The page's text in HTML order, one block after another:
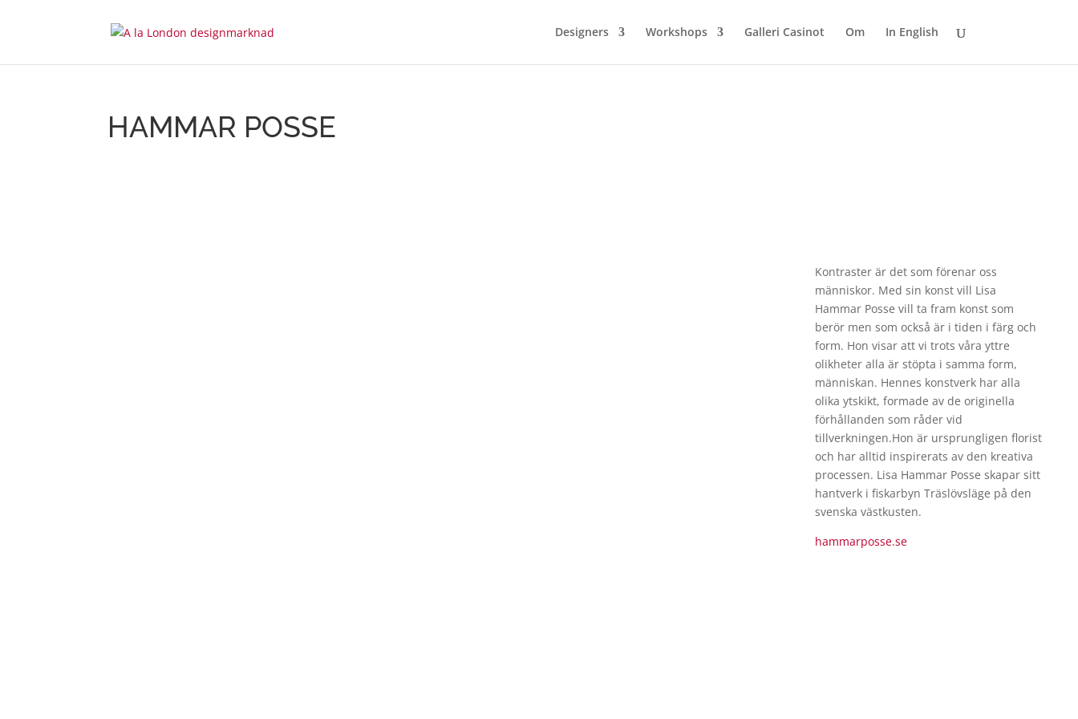
Designers Workshops Galleri Casinot Om In English
HAMMAR POSSE
Kontraster är det som förenar oss
människor. Med sin konst vill Lisa
Hammar Posse vill ta fram konst som
berör men som också är i tiden i färg och
form. Hon visar att vi trots våra yttre
olikheter alla är stöpta i samma form,
människan. Hennes konstverk har alla
olika ytskikt, formade av de originella
förhållanden som råder vid
tillverkningen.Hon är ursprungligen florist
och har alltid inspirerats av den kreativa
processen. Lisa Hammar Posse skapar sitt
hantverk i fiskarbyn Träslövsläge på den
svenska västkusten.
hammarposse.se